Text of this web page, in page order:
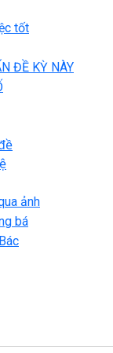
tốt
ĐỀ KỲ NÀY
ảnh
bá